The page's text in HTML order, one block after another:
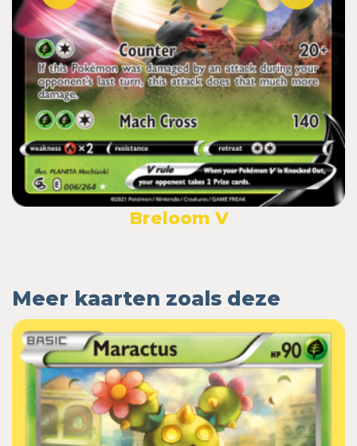
Breloom V
Meer kaarten zoals deze